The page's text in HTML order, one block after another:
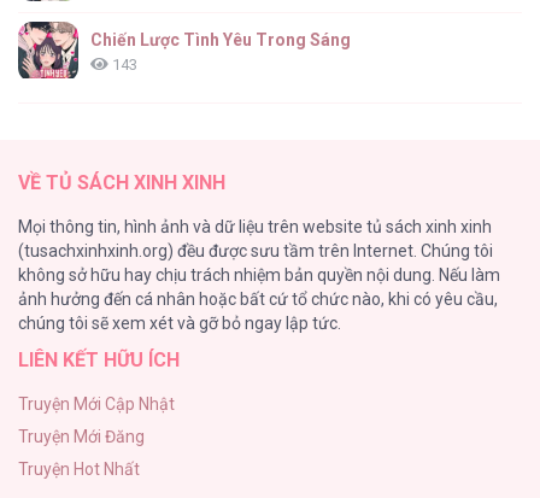
Chiến Lược Tình Yêu Trong Sáng
143
128
Bỏ Quách Chồng Con Đi, Tiền Bạc Mới Là Tất Cả
123
Tình yêu và danh vọng
Tùy Tâm Tùy Ý
105
VỀ TỦ SÁCH XINH XINH
Mọi thông tin, hình ảnh và dữ liệu trên website tủ sách xinh xinh
(tusachxinhxinh.org) đều được sưu tầm trên Internet. Chúng tôi
không sở hữu hay chịu trách nhiệm bản quyền nội dung. Nếu làm
ảnh hưởng đến cá nhân hoặc bất cứ tổ chức nào, khi có yêu cầu,
chúng tôi sẽ xem xét và gỡ bỏ ngay lập tức.
LIÊN KẾT HỮU ÍCH
Truyện Mới Cập Nhật
Truyện Mới Đăng
Truyện Hot Nhất